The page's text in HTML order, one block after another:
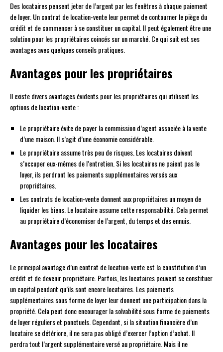
Des locataires pensent jeter de l’argent par les fenêtres à chaque paiement
de loyer. Un contrat de location-vente leur permet de contourner le piège du
crédit et de commencer à se constituer un capital. Il peut également être une
solution pour les propriétaires coincés sur un marché. Ce qui suit est ses
avantages avec quelques conseils pratiques.
Avantages pour les propriétaires
Il existe divers avantages évidents pour les propriétaires qui utilisent les
options de location-vente :
Le propriétaire évite de payer la commission d’agent associée à la vente
d’une maison. Il s’agit d’une économie considérable.
Le propriétaire assume très peu de risques. Les locataires doivent
s’occuper eux-mêmes de l’entretien. Si les locataires ne paient pas le
loyer, ils perdront les paiements supplémentaires versés aux
propriétaires.
Les contrats de location-vente donnent aux propriétaires un moyen de
liquider les biens. Le locataire assume cette responsabilité. Cela permet
au propriétaire d’économiser de l’argent, du temps et des ennuis.
Avantages pour les locataires
Le principal avantage d’un contrat de location-vente est la constitution d’un
crédit et de devenir propriétaire. Parfois, les locataires peuvent se constituer
un capital pendant qu’ils sont encore locataires. Les paiements
supplémentaires sous forme de loyer leur donnent une participation dans la
propriété. Cela peut donc encourager la solvabilité sous forme de paiements
de loyer réguliers et ponctuels. Cependant, si la situation financière d’un
locataire se détériore, il ne sera pas obligé d’exercer l’option d’achat. Il
perdra tout l’argent supplémentaire versé au propriétaire. Mais il ne